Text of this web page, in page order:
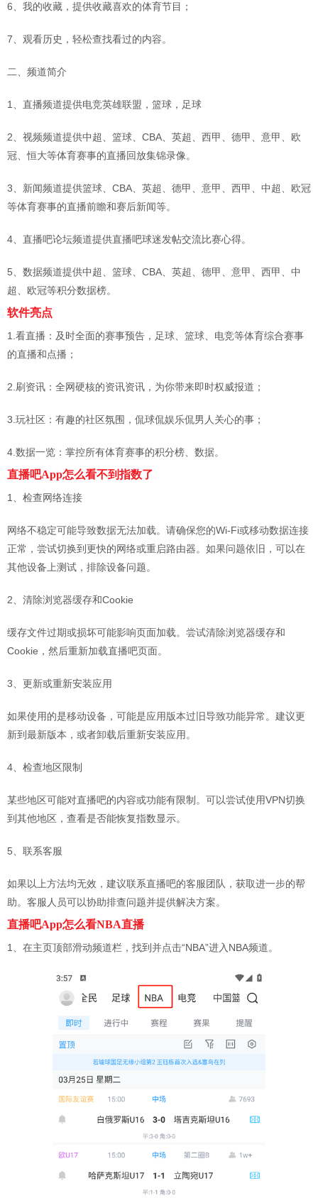
6、我的收藏，提供收藏喜欢的体育节目；
7、观看历史，轻松查找看过的内容。
二、频道简介
1、直播频道提供电竞英雄联盟，篮球，足球
2、视频频道提供中超、篮球、CBA、英超、西甲、德甲、意甲、欧
冠、恒大等体育赛事的直播回放集锦录像。
3、新闻频道提供篮球、CBA、英超、德甲、意甲、西甲、中超、欧冠
等体育赛事的直播前瞻和赛后新闻等。
4、直播吧论坛频道提供直播吧球迷发帖交流比赛心得。
5、数据频道提供中超、篮球、CBA、英超、德甲、意甲、西甲、中
超、欧冠等积分数据榜。
软件亮点
1.看直播：及时全面的赛事预告，足球、篮球、电竞等体育综合赛事
的直播和点播；
2.刷资讯：全网硬核的资讯资讯，为你带来即时权威报道；
3.玩社区：有趣的社区氛围，侃球侃娱乐侃男人关心的事；
4.数据一览：掌控所有体育赛事的积分榜、数据。
直播吧App怎么看不到指数了
1、‌检查网络连接‌
网络不稳定可能导致数据无法加载。请确保您的Wi-Fi或移动数据连接
正常，尝试切换到更快的网络或重启路由器。如果问题依旧，可以在
其他设备上测试，排除设备问题。
‌2、清除浏览器缓存和Cookie‌
缓存文件过期或损坏可能影响页面加载。尝试清除浏览器缓存和
Cookie，然后重新加载直播吧页面。 ‌
3、更新或重新安装应用‌
如果使用的是移动设备，可能是应用版本过旧导致功能异常。建议更
新到最新版本，或者卸载后重新安装应用。
‌4、检查地区限制‌
某些地区可能对直播吧的内容或功能有限制。可以尝试使用VPN切换
到其他地区，查看是否能恢复指数显示。 ‌
5、联系客服‌
如果以上方法均无效，建议联系直播吧的客服团队，获取进一步的帮
助。客服人员可以协助排查问题并提供解决方案。
直播吧App怎么看NBA直播
1、在主页顶部滑动频道栏，找到并点击“NBA”进入NBA频道。‌